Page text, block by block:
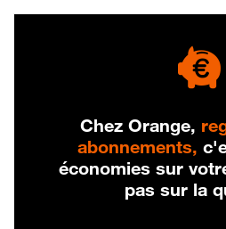
Chez Orange,
abonnements,
économies sur
pas sur la